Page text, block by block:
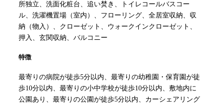
所独立、洗面化粧台、追い焚き、トイレコールバスコー
ル、洗濯機置場（室内）、フローリング、全居室収納、収
納（物入）、クローゼット、ウォークインクローゼット、
押入、玄関収納、バルコニー
特徴
最寄りの病院が徒歩5分以内、最寄りの幼稚園・保育園が徒
歩10分以内、最寄りの小中学校が徒歩10分以内、敷地内に
公園あり、最寄りの公園が徒歩5分以内、カーシェアリング